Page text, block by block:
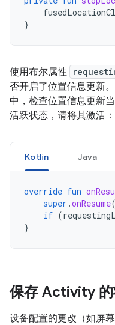
}
使用布尔属性
否开启了位置信息更新
中，检查位置信息更新
活跃状态，请将其激活：
Kotlin Java
override fun
super .onResume
if (
}
保存 Activity
设备配置的更改（如屏